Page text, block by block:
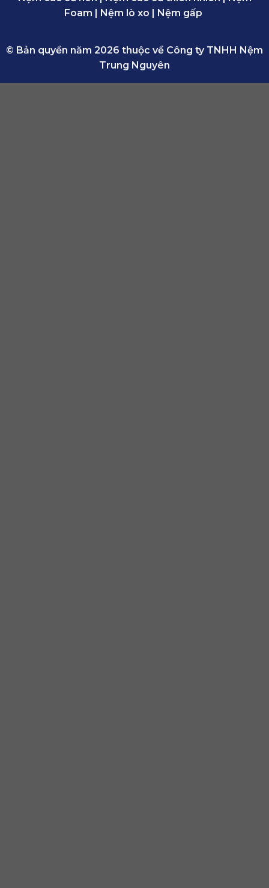
Foam | Nệm lò xo | Nệm gấp
© Bản quyền năm 2026 thuộc về Công ty TNHH Nệm
Trung Nguyên